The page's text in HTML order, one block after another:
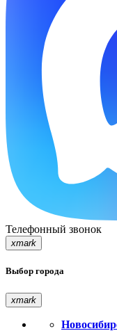
Телефонный звонок
xmark
Выбор города
xmark